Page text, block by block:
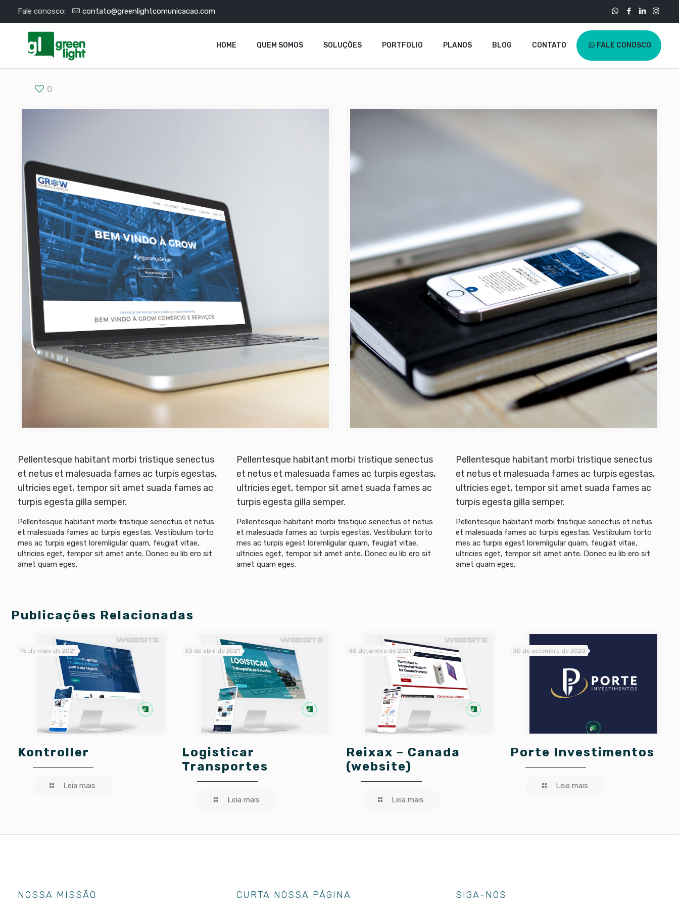
Fale conosco: contato@greenlightcomunicacao.com
HOME QUEM SOMOS SOLUÇÕES PORTFOLIO PLANOS BLOG CONTATO FALE CONOSCO
0
Pellentesque habitant morbi tristique senectus
et netus et malesuada fames ac turpis egestas,
ultricies eget, tempor sit amet suada fames ac
turpis egesta gilla semper.
Pellentesque habitant morbi tristique senectus et netus
et malesuada fames ac turpis egestas. Vestibulum torto
mes ac turpis egest loremligular quam, feugiat vitae,
ultricies eget, tempor sit amet ante. Donec eu lib ero sit
amet quam eges.
Pellentesque habitant morbi tristique senectus
et netus et malesuada fames ac turpis egestas,
ultricies eget, tempor sit amet suada fames ac
turpis egesta gilla semper.
Pellentesque habitant morbi tristique senectus et netus
et malesuada fames ac turpis egestas. Vestibulum torto
mes ac turpis egest loremligular quam, feugiat vitae,
ultricies eget, tempor sit amet ante. Donec eu lib ero sit
amet quam eges.
Pellentesque habitant morbi tristique senectus
et netus et malesuada fames ac turpis egestas,
ultricies eget, tempor sit amet suada fames ac
turpis egesta gilla semper.
Pellentesque habitant morbi tristique senectus et netus
et malesuada fames ac turpis egestas. Vestibulum torto
mes ac turpis egest loremligular quam, feugiat vitae,
ultricies eget, tempor sit amet ante. Donec eu lib ero sit
amet quam eges.
Publicações Relacionadas
15 de maio de 2021
Kontroller
Leia mais
30 de abril de 2021
Logisticar
Transportes
Leia mais
30 de janeiro de 2021
Reixax – Canada
(website)
Leia mais
30 de setembro de 2020
Porte Investimentos
Leia mais
NOSSA MISSÃO CURTA NOSSA PÁGINA SIGA-NOS